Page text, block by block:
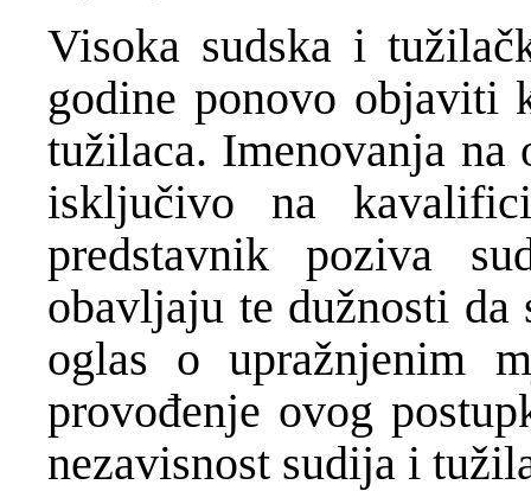
Visoka sudska i
godine ponovo objaviti
tužilaca. Imenovanja na
isključivo na
predstavnik poziva
obavljaju te dužnosti da
oglas o upražnjenim
provođenje ovog
nezavisnost sudija i